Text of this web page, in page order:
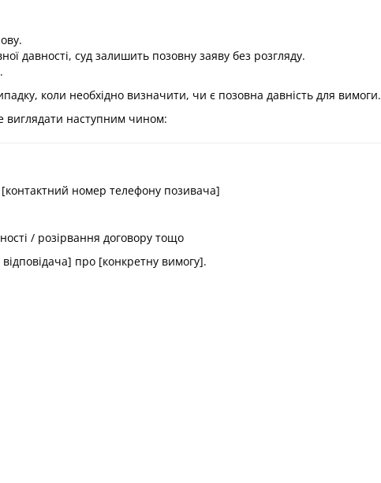
давності, суд залишить позовну заяву без розгляду.
коли необхідно визначити, чи є позовна давність для вимоги.
виглядати наступним чином:
номер телефону позивача]
/ розірвання договору тощо
про [конкретну вимогу].